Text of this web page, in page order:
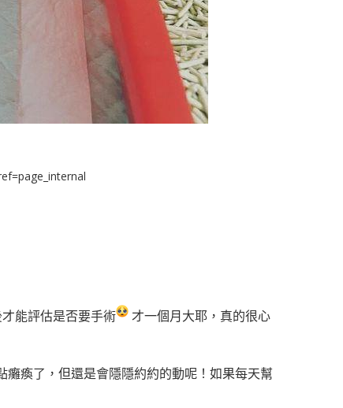
能評估是否要手術
才一個月大耶，真的很心
瘓了，但還是會隱隱約約的動呢！如果每天幫